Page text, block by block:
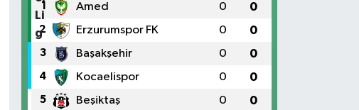
1 Amed 0 0
2 Erzurumspor FK 0 0
3 Başakşehir 0 0
4 Kocaelispor 0 0
5 Beşiktaş 0 0